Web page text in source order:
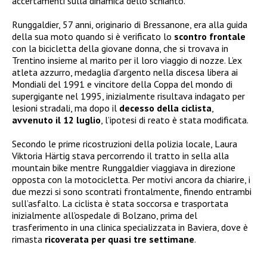
Runggaldier, 57 anni, originario di Bressanone, era alla guida
della sua moto quando si è verificato lo scontro frontale
con la bicicletta della giovane donna, che si trovava in
Trentino insieme al marito per il loro viaggio di nozze. L’ex
atleta azzurro, medaglia d’argento nella discesa libera ai
Mondiali del 1991 e vincitore della Coppa del mondo di
supergigante nel 1995, inizialmente risultava indagato per
lesioni stradali, ma dopo il decesso della ciclista,
avvenuto il 12 luglio, l’ipotesi di reato è stata modificata.
Secondo le prime ricostruzioni della polizia locale, Laura
Viktoria Härtig stava percorrendo il tratto in sella alla
mountain bike mentre Runggaldier viaggiava in direzione
opposta con la motocicletta. Per motivi ancora da chiarire, i
due mezzi si sono scontrati frontalmente, finendo entrambi
sull’asfalto. La ciclista è stata soccorsa e trasportata
inizialmente all’ospedale di Bolzano, prima del
trasferimento in una clinica specializzata in Baviera, dove è
rimasta ricoverata per quasi tre settimane.